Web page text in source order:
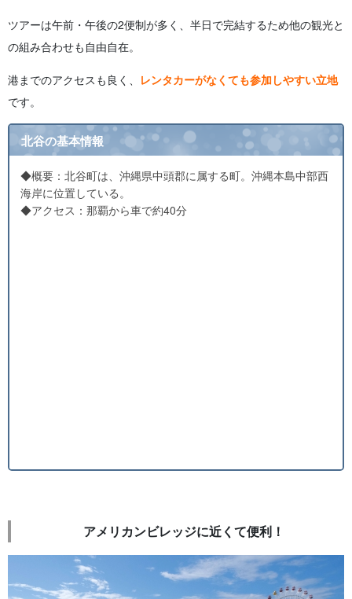
ツアーは午前・午後の2便制が多く、半日で完結するため他の観光と
の組み合わせも自由自在。
港までのアクセスも良く、 レンタカーがなくても参加しやすい立地
です。
北谷の基本情報
◆概要：北谷町は、沖縄県中頭郡に属する町。沖縄本島中部西
海岸に位置している。
◆アクセス：那覇から車で約40分
アメリカンビレッジに近くて便利！